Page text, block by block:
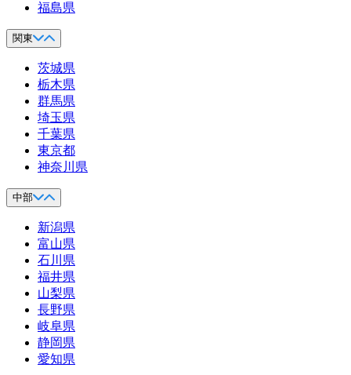
福島県
関東
茨城県
栃木県
群馬県
埼玉県
千葉県
東京都
神奈川県
中部
新潟県
富山県
石川県
福井県
山梨県
長野県
岐阜県
静岡県
愛知県